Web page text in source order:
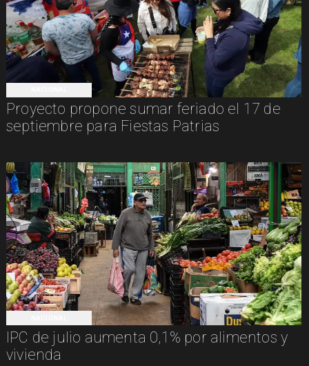
Proyecto propone sumar feriado el 17 de
septiembre para Fiestas Patrias
IPC de julio aumenta 0,1% por alimentos y
vivienda